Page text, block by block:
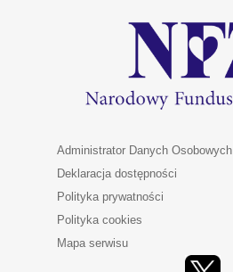
Administrator Danych Osobowych
Deklaracja dostępności
Polityka prywatności
Polityka cookies
Mapa serwisu